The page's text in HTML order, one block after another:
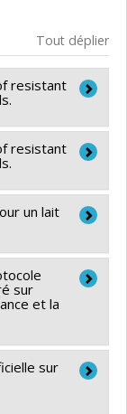
Tout déplier
resistant
de
du Canada
individuelle
resistant
de
du Canada
(DGECR)
un lait
Roy
Prada,
Arango
sur
et la
sur